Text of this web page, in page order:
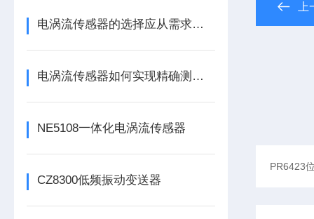
电涡流传感器的选择应从需求出发
电涡流传感器如何实现精确测量？
NE5108一体化电涡流传感器
CZ8300低频振动变送器